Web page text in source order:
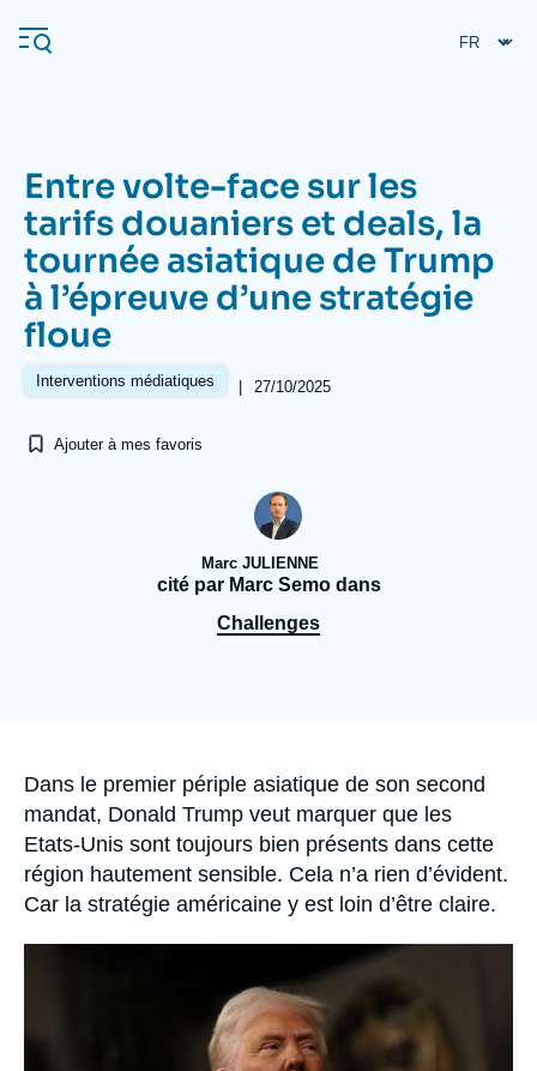
au
contenu
Navigation
principale
L'Ifri
Analyses
Se connecter
À propos de l'Ifri Recherches fréquentes
Entre volte-face sur les
tarifs douaniers et deals, la
tournée asiatique de Trump
à l’épreuve d’une stratégie
floue
Interventions médiatiques | 27/10/2025
Ajouter à mes favoris
Marc JULIENNE
cité par Marc Semo dans
Challenges
Accroche
Dans le premier périple asiatique de son second
mandat, Donald Trump veut marquer que les
Etats-Unis sont toujours bien présents dans cette
région hautement sensible. Cela n’a rien d’évident.
Car la stratégie américaine y est loin d’être claire.